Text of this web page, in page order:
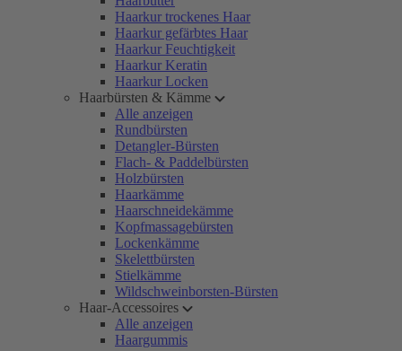
Haarkur trockenes Haar
Haarkur gefärbtes Haar
Haarkur Feuchtigkeit
Haarkur Keratin
Haarkur Locken
Haarbürsten & Kämme
Alle anzeigen
Rundbürsten
Detangler-Bürsten
Flach- & Paddelbürsten
Holzbürsten
Haarkämme
Haarschneidekämme
Kopfmassagebürsten
Lockenkämme
Skelettbürsten
Stielkämme
Wildschweinborsten-Bürsten
Haar-Accessoires
Alle anzeigen
Haargummis